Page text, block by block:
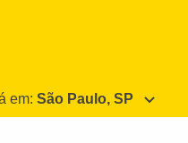
em: São Paulo, SP